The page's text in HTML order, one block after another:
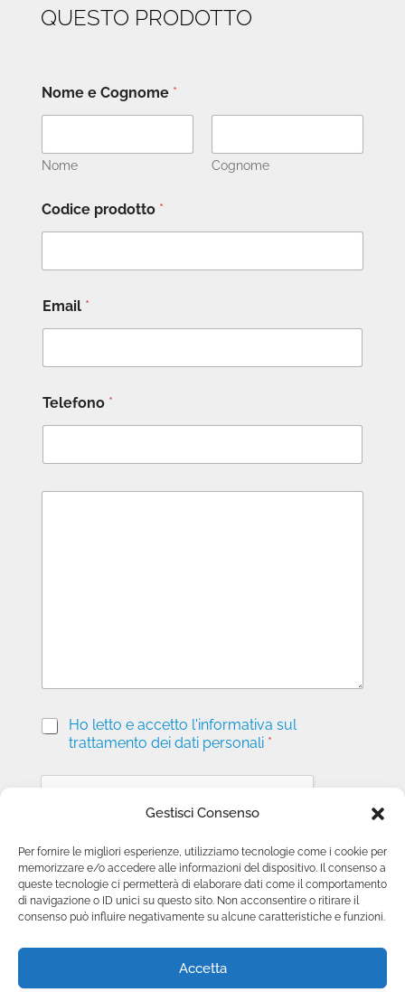
Gestisci Consenso
Per fornire le migliori esperienze, utilizziamo tecnologie come i cookie per
memorizzare e/o accedere alle informazioni del dispositivo. Il consenso a
queste tecnologie ci permetterà di elaborare dati come il comportamento
di navigazione o ID unici su questo sito. Non acconsentire o ritirare il
consenso può influire negativamente su alcune caratteristiche e funzioni.
Accetta
QUESTO PRODOTTO
Nome e Cognome *
Nome Cognome
Codice prodotto *
Email *
Telefono *
M
P
v
a
*
Ho letto e accetto l'informativa sul
trattamento dei dati personali *
Invia richiesta